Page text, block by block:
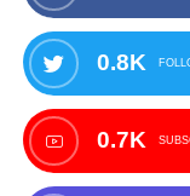
0.8K
0.7K